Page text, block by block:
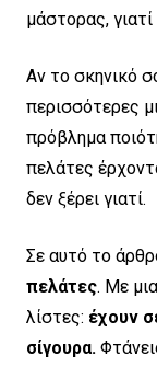
μάστορας,
Αν το σκηνικό
περισσότερες
πρόβλημα
πελάτες
δεν ξέρει γιατί.
Σε αυτό το
πελάτες. Με
λίστες: έχουν
σίγουρα.